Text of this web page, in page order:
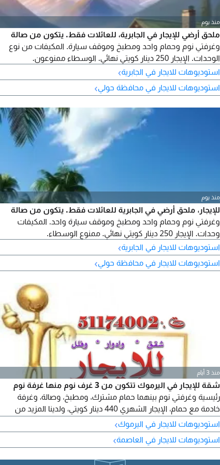
منذ يوم
ملحق أرضي للإيجار في الجابرية، للعائلات فقط. يتكون من صالة
وغرفتي نوم وحمام واحد ومطبخ وموقف سيارة. المكيفات من نوع
الوحدات. الإيجار 250 دينار كويتي نهائي. الوسطاء ممنوعون.
استوديوهات للايجار في الجابرية›
استوديوهات للايجار في محافظة حولي›
منذ يوم
للإيجار، ملحق أرضي في الجابرية للعائلات فقط. يتكون من صالة
وغرفتي نوم وحمام واحد ومطبخ وموقف سيارة واحد. المكيفات
وحدات. الإيجار 250 دينار كويتي نهائي. ممنوع الوسطاء.
استوديوهات للايجار في الجابرية›
استوديوهات للايجار في محافظة حولي›
منذ 3 أيام
شقة للإيجار في اليرموك تتكون من 3 غرف نوم منها غرفة نوم
رئيسية وغرفتي نوم بينهما حمام مشترك، ومطبخ، وصالة، وغرفة
خادمة مع حمام، الإيجار الشهري 440 دينار كويتي، ولدينا المزيد من
الشقق والأدوار المتاحة
استوديوهات للايجار في اليرموك›
استوديوهات للايجار في العاصمة›